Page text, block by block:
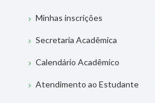
Minhas inscrições
Secretaria Acadêmica
Calendário Acadêmico
Atendimento ao Estudante